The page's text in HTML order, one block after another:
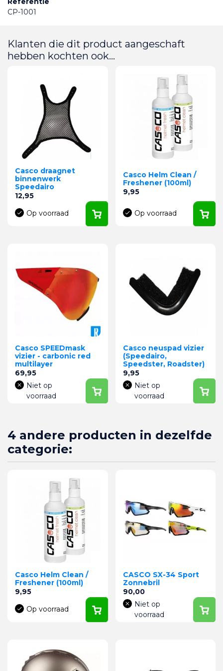
CP-1001
Klanten die dit product aangeschaft
hebben kochten ook...
Casco draagnet
binnenwerk
Speedairo
Prijs
12,95
Op voorraad
Casco Helm Clean /
Freshener (100ml)
Prijs
9,95
Op voorraad
Casco SPEEDmask
vizier - carbonic red
multilayer
Prijs
69,95
Niet op
voorraad
Casco neuspad vizier
(Speedairo,
Speedster, Roadster)
Prijs
9,95
Niet op
voorraad
4 andere producten in dezelfde
categorie:
Casco Helm Clean /
Freshener (100ml)
Prijs
9,95
Op voorraad
CASCO SX-34 Sport
Zonnebril
Prijs
90,00
Niet op
voorraad